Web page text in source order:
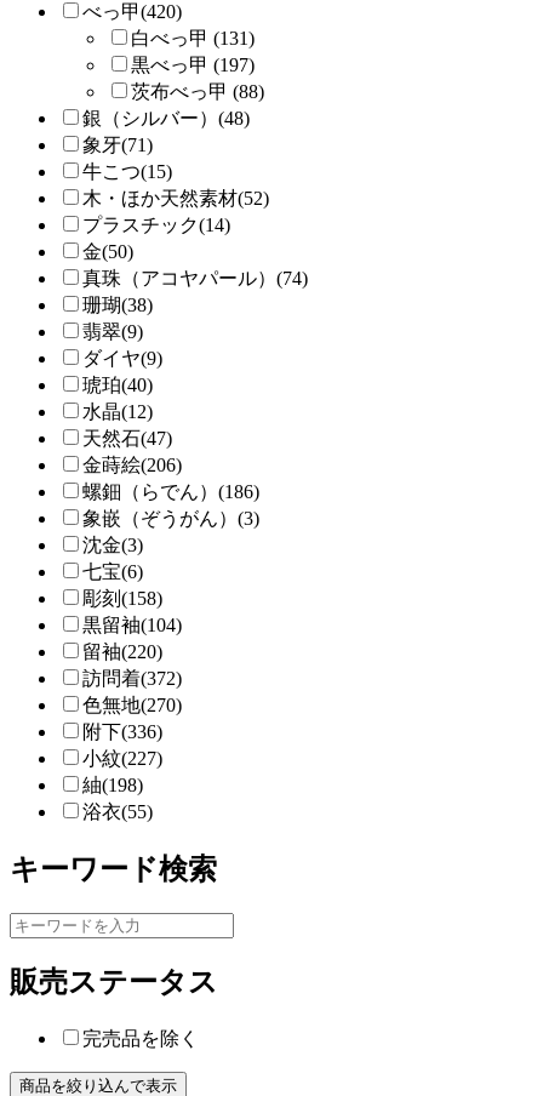
べっ甲(420)
白べっ甲 (131)
黒べっ甲 (197)
茨布べっ甲 (88)
銀（シルバー）(48)
象牙(71)
牛こつ(15)
木・ほか天然素材(52)
プラスチック(14)
金(50)
真珠（アコヤパール）(74)
珊瑚(38)
翡翠(9)
ダイヤ(9)
琥珀(40)
水晶(12)
天然石(47)
金蒔絵(206)
螺鈿（らでん）(186)
象嵌（ぞうがん）(3)
沈金(3)
七宝(6)
彫刻(158)
黒留袖(104)
留袖(220)
訪問着(372)
色無地(270)
附下(336)
小紋(227)
紬(198)
浴衣(55)
キーワード検索
販売ステータス
完売品を除く